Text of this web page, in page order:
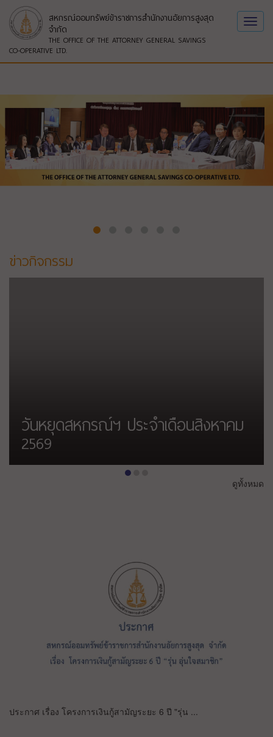
สหกรณ์ออมทรัพย์ข้าราชการสำนักงานอัยการสูงสุด
จำกัด
THE OFFICE OF THE ATTORNEY GENERAL SAVINGS
CO-OPERATIVE LTD.
ข่าวกิจกรรม
วันหยุดสหกรณ์ฯ ประจำเดือนสิงหาคม
2569
โครงการเงินกู้สามัญดอกเบี้ย 3%
••• ดูทั้งหมด
ประกาศ เรื่อง โครงการเงินกู้สามัญระยะ 6 ปี "รุ่น ...